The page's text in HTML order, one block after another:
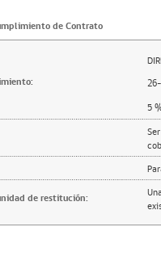
de Contrato
5
de restitución: